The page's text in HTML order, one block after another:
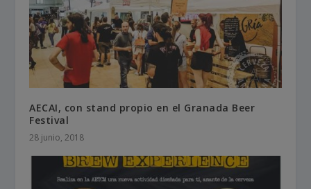
AECAI, con stand propio en el Granada Beer
Festival
28 junio, 2018